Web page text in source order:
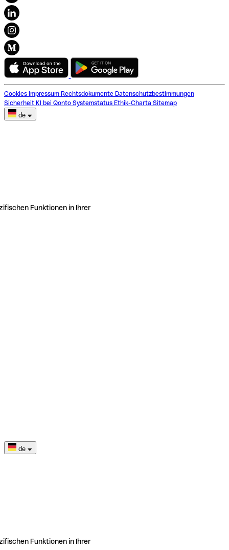
Cookies Impressum Rechtsdokumente Datenschutzbestimmungen
Sicherheit KI bei Qonto Systemstatus Ethik-Charta Sitemap
de
Funktionen in Ihrer
de
Funktionen in Ihrer